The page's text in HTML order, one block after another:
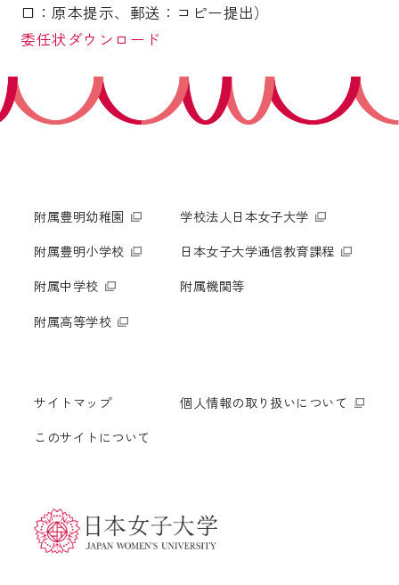
附属豊明小学校
附属中学校
附属機関等
口：原本提示、郵送：コピー提出）
委任状ダウンロード
附属豊明幼稚園
附属豊明小学校
附属中学校
附属高等学校
学校法人日本女子大学
日本女子大学通信教育課程
附属機関等
サイトマップ
このサイトについて
個人情報の取り扱いについて